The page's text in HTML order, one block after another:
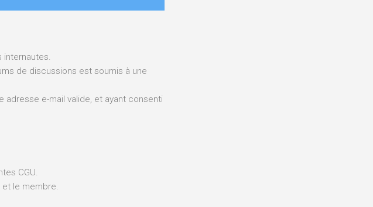
internautes.
de discussions est soumis à une
e-mail valide, et ayant consenti
CGU.
et le membre.